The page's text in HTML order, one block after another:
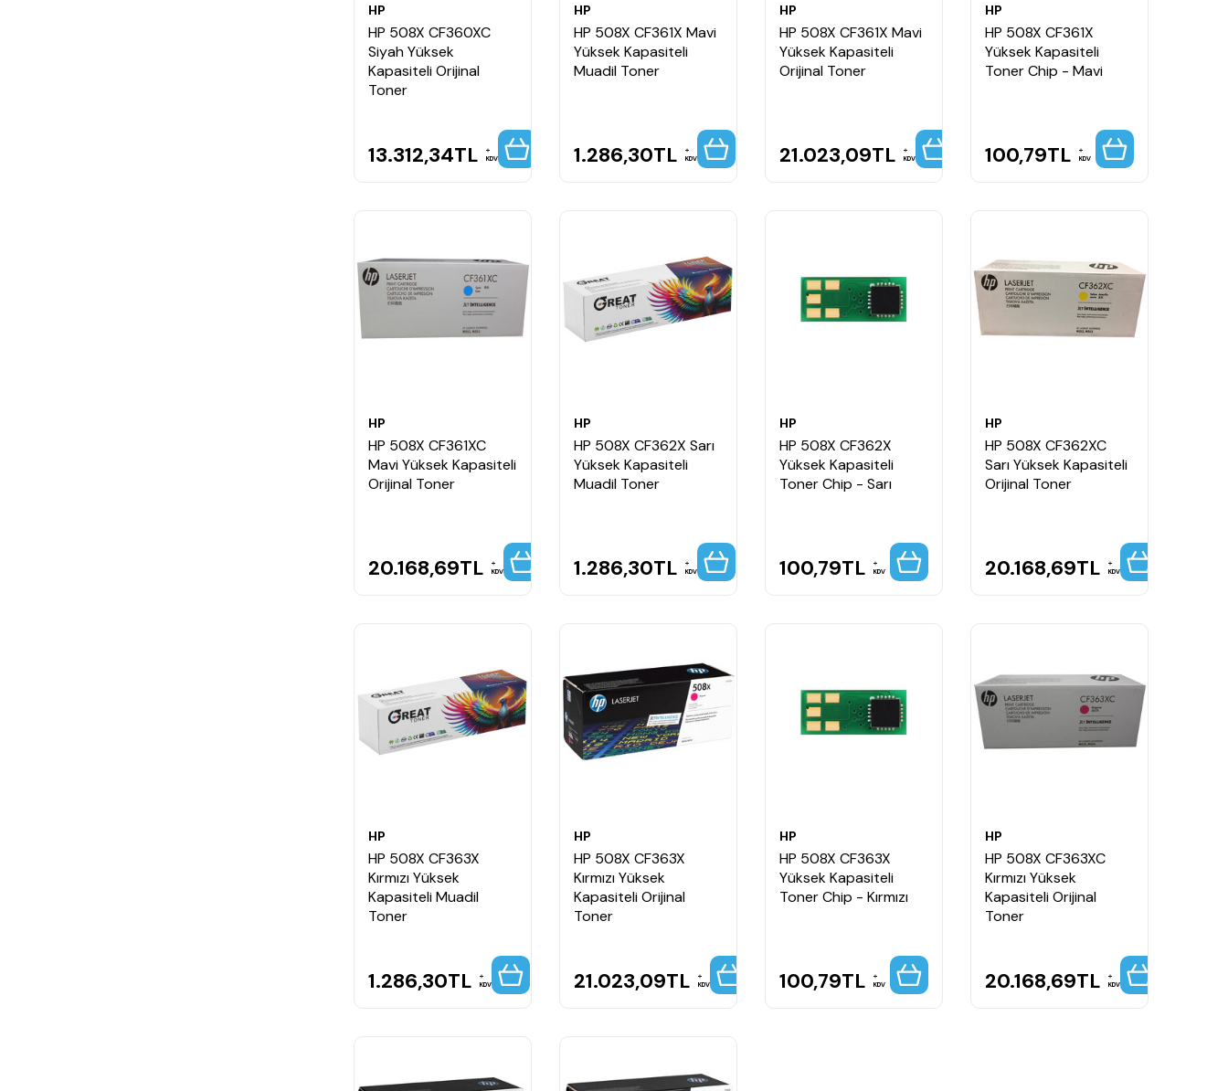
HP
HP 508X CF360XC
Siyah Yüksek
Kapasiteli Orijinal
Toner
13.312,34TL KDV
HP
HP 508X CF361X Mavi
Yüksek Kapasiteli
Muadil Toner
1.286,30TL KDV
HP
HP 508X CF361X Mavi
Yüksek Kapasiteli
Orijinal Toner
21.023,09TL KDV
HP
HP 508X CF361X
Yüksek Kapasiteli
Toner Chip - Mavi
100,79TL KDV
HP
HP 508X CF361XC
Mavi Yüksek Kapasiteli
Orijinal Toner
20.168,69TL KDV
HP
HP 508X CF362X Sarı
Yüksek Kapasiteli
Muadil Toner
1.286,30TL KDV
HP
HP 508X CF362X
Yüksek Kapasiteli
Toner Chip - Sarı
100,79TL KDV
HP
HP 508X CF362XC
Sarı Yüksek Kapasiteli
Orijinal Toner
20.168,69TL KDV
HP
HP 508X CF363X
Kırmızı Yüksek
Kapasiteli Muadil
Toner
1.286,30TL KDV
HP
HP 508X CF363X
Kırmızı Yüksek
Kapasiteli Orijinal
Toner
21.023,09TL KDV
HP
HP 508X CF363X
Yüksek Kapasiteli
Toner Chip - Kırmızı
100,79TL KDV
HP
HP 508X CF363XC
Kırmızı Yüksek
Kapasiteli Orijinal
Toner
20.168,69TL KDV